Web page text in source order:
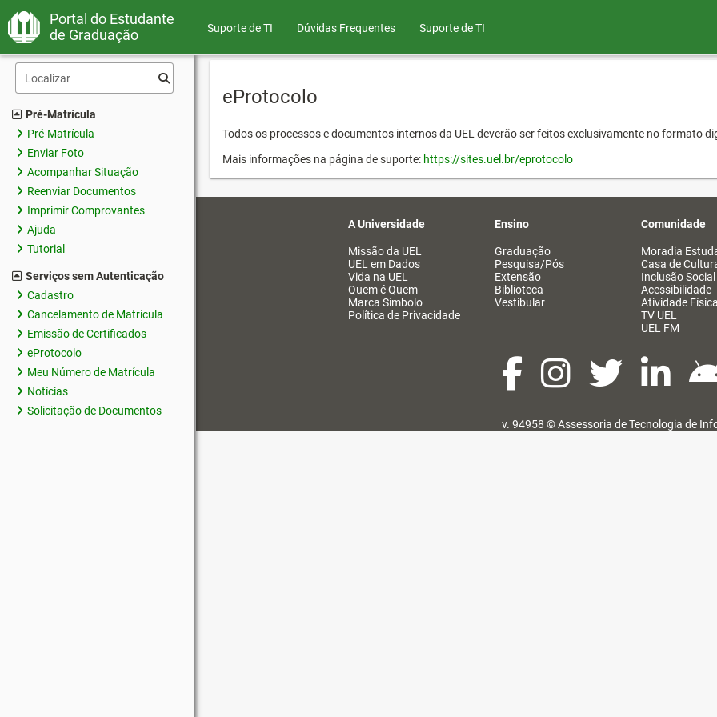
Portal do Estudante
de Graduação
Suporte de TI Dúvidas Frequentes Suporte de TI
Pré-Matrícula
Pré-Matrícula
Enviar Foto
Acompanhar Situação
Reenviar Documentos
Imprimir Comprovantes
Ajuda
Tutorial
Serviços sem Autenticação
Cadastro
Cancelamento de Matrícula
Emissão de Certificados
eProtocolo
Meu Número de Matrícula
Notícias
Solicitação de Documentos
eProtocolo
Todos os processos e documentos internos da UEL deverão ser feitos exclusivamente no formato
Mais informações na página de suporte: https://sites.uel.br/eprotocolo
A Universidade
Missão da UEL
UEL em Dados
Vida na UEL
Quem é Quem
Marca Símbolo
Política de Privacidade
Ensino
Graduação
Pesquisa/Pós
Extensão
Biblioteca
Vestibular
Comunidade
Moradia
Casa de
Inclusão Social
Acessibilidade
Atividade Física
TV UEL
UEL FM
v. 94958 ©Assessoria de Tecnologia de